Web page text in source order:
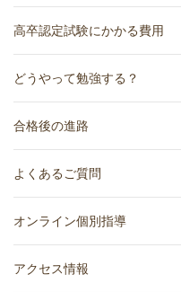
高卒認定試験にかかる費用
どうやって勉強する？
合格後の進路
よくあるご質問
オンライン個別指導
アクセス情報